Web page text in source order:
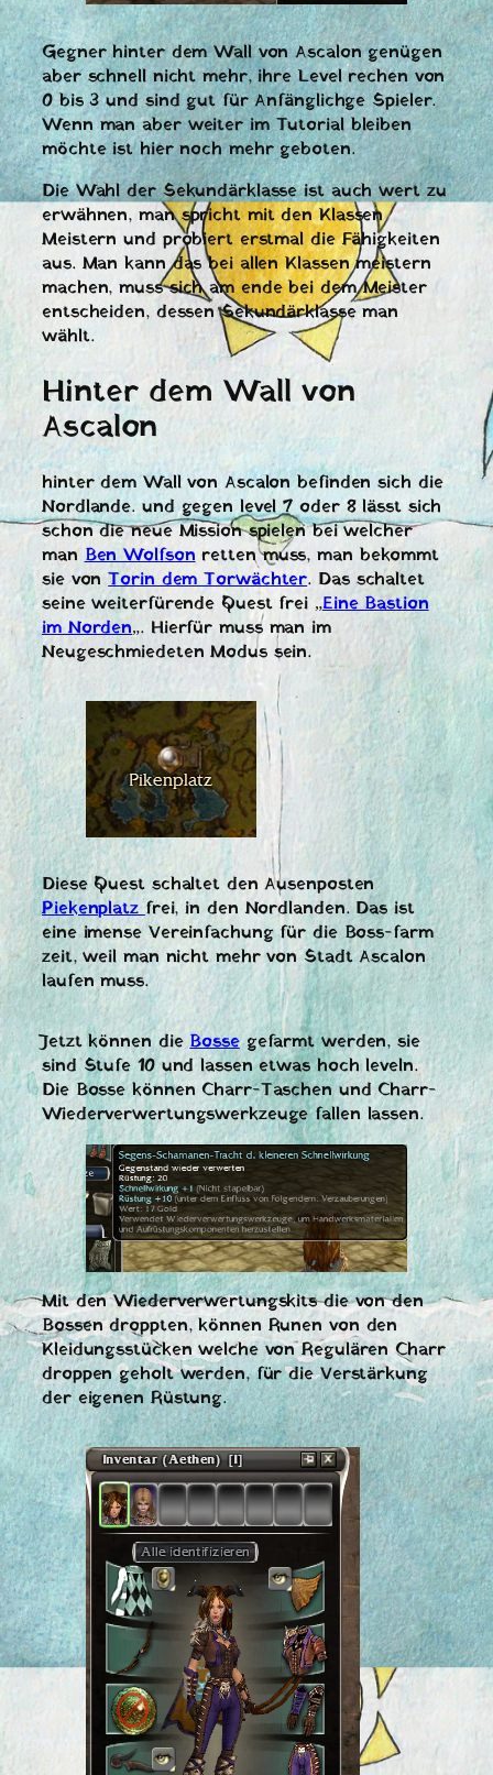
Gegner hinter dem Wall von Ascalon genügen
aber schnell nicht mehr, ihre Level rechen von
0 bis 3 und sind gut für Anfänglichge Spieler.
Wenn man aber weiter im Tutorial bleiben
möchte ist hier noch mehr geboten.
Die Wahl der Sekundärklasse ist auch wert zu
erwähnen, man spricht mit den Klassen
Meistern und probiert erstmal die Fähigkeiten
aus. Man kann das bei allen Klassen meistern
machen, muss sich am ende bei dem Meister
entscheiden, dessen Sekundärklasse man
wählt.
Hinter dem Wall von
Ascalon
hinter dem Wall von Ascalon befinden sich die
Nordlande. und gegen level 7 oder 8 lässt sich
schon die neue Mission spielen bei welcher
manBen Wolfsonretten muss, man bekommt
sie vonTorin dem Torwächter. Das schaltet
seine weiterfürende Quest frei „Eine Bastion
im Norden„. Hierfür muss man im
Neugeschmiedeten Modus sein.
Diese Quest schaltet den Ausenposten
Piekenplatzfrei, in den Nordlanden. Das ist
eine imense Vereinfachung für die Boss-farm
zeit, weil man nicht mehr von Stadt Ascalon
laufen muss.
Jetzt können dieBossegefarmt werden, sie
sind Stufe 10 und lassen etwas hoch leveln.
Die Bosse können Charr-Taschen und Charr-
Wiederverwertungswerkzeuge fallen lassen.
Mit den Wiederverwertungskits die von den
Bossen droppten, können Runen von den
Kleidungsstücken welche von Regulären Charr
droppen geholt werden, für die Verstärkung
der eigenen Rüstung.